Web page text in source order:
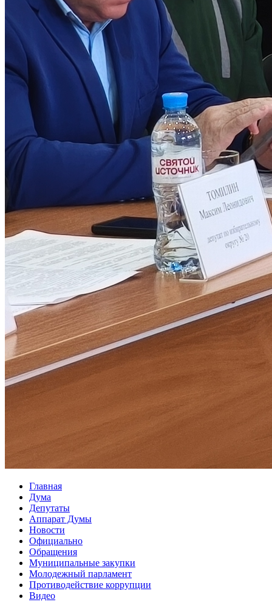
Главная
Дума
Депутаты
Аппарат Думы
Новости
Официально
Обращения
Муниципальные закупки
Молодежный парламент
Противодействие коррупции
Видео